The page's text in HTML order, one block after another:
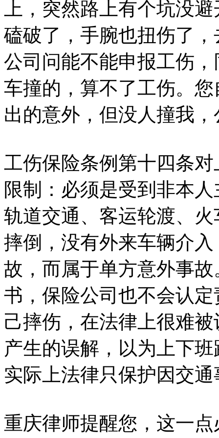
上，突然路上有个坑没
磕破了，手腕也扭伤了
公司问能不能申报工伤
车撞的，算不了工伤。
出的意外，但没人撞我
工伤保险条例第十四条
限制：必须是受到非本
轨道交通、客运轮渡、
摔倒，没有外来车辆介
故，而属于单方意外事
书，保险公司也不会认
己摔伤，在法律上很难
产生的误解，以为上下
实际上法律只保护因交
重庆律师提醒您，这一